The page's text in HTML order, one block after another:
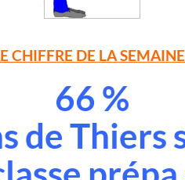
CHIFFRE DE LA SEMAINE
66 %
de Thiers